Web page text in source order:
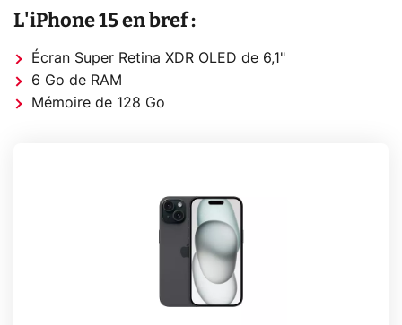
L'iPhone 15 en bref :
Écran Super Retina XDR OLED de 6,1"
6 Go de RAM
Mémoire de 128 Go